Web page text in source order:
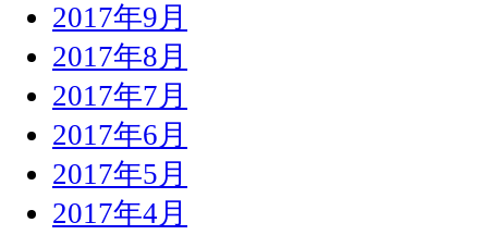
2017年9月
2017年8月
2017年7月
2017年6月
2017年5月
2017年4月